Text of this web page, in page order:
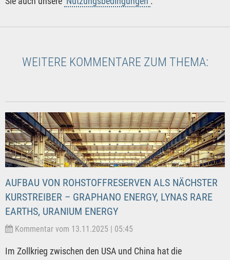
WEITERE KOMMENTARE ZUM THEMA:
AUFBAU VON ROHSTOFFRESERVEN ALS NÄCHSTER
KURSTREIBER – GRAPHANO ENERGY, LYNAS RARE
EARTHS, URANIUM ENERGY
Kommentar vom 13.11.2025 | 05:45
Im Zollkrieg zwischen den USA und China hat die